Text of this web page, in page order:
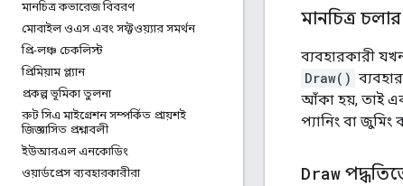
মানচিত্র কভারেজ বিবরণ
মোবাইল ওএস এবং সফ্টওয়্যার সমর্থন
প্রি-লঞ্চ চেকলিস্ট
প্রিমিয়াম প্ল্যান
প্রকল্প ভূমিকা তুলনা
রুট সিএ মাইগ্রেশন সম্পর্কিত প্রায়শই
জিজ্ঞাসিত প্রশ্নাবলী
ইউআরএল এনকোডিং
ওয়ার্ডপ্রেস ব্যবহারকারীরা
মানচিত্র
ব্যবহারকারী
Draw()
আঁকা হয়, তাই
প্যানিং বা
Draw